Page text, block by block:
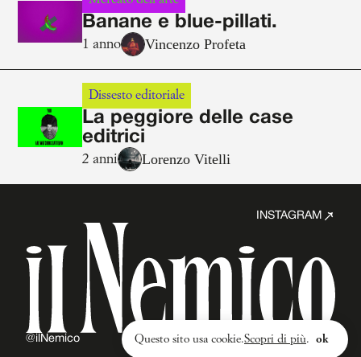
Banane e blue-pillati.
1 anno Vincenzo Profeta
Dissesto editoriale
La peggiore delle case
editrici
2 anni Lorenzo Vitelli
INSTAGRAM
@ilNemico Privacy policy
Questo sito usa cookie.Scopri di più. ok